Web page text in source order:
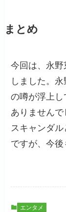
まとめ
今回は、永
しました。
の噂が浮上
ありません
スキャンダ
ですが、今後
エンタメ